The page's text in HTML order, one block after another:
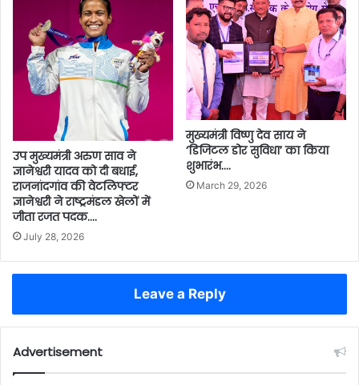
उप मुख्यमंत्री अरुण साव ने
ज्ञानेश्वरी यादव को दी बधाई,
राजनांदगांव की वेटलिफ्टर
ज्ञानेश्वरी ने राष्ट्रमंडल खेलों में
जीता रजत पदक….
July 28, 2026
मुख्यमंत्री विष्णु देव साय ने
‘डिजिटल डोर सुविधा’ का किया
शुभारंभ….
March 29, 2026
Leave a Reply
Advertisement